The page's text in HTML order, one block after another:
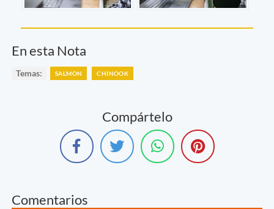
En esta Nota
Temas: SALMON CHINOOK
Compártelo
Comentarios